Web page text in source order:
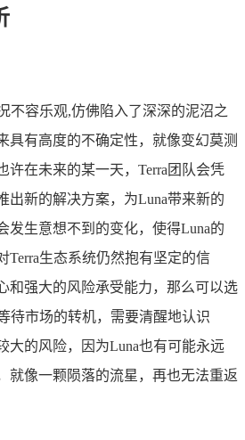
不容乐观,仿佛陷入了深深的泥沼之
具有高度的不确定性，就像变幻莫测
许在未来的某一天，Terra团队会凭
出新的解决方案，为Luna带来新的
发生意想不到的变化，使得Luna的
Terra生态系统仍然抱有坚定的信
和强大的风险承受能力，那么可以选
待市场的转机，需要清醒地认识
大的风险，因为Luna也有可能永远
就像一颗陨落的流星，再也无法重返